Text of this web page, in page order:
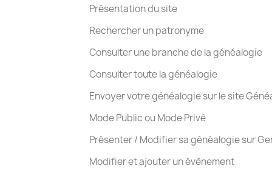
Présentation du site
Rechercher un patronyme
Consulter une branche de la généalogie
Consulter toute la généalogie
Envoyer votre généalogie sur le site
Mode Public ou Mode Privé
Présenter / Modifier sa généalogie sur
Modifier et ajouter un évènement